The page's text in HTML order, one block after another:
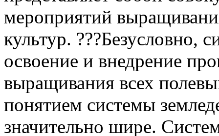
мероприятий
культур. ???Безусловно,
освоение и внедрение
выращивания всех
понятием системы
значительно шире.